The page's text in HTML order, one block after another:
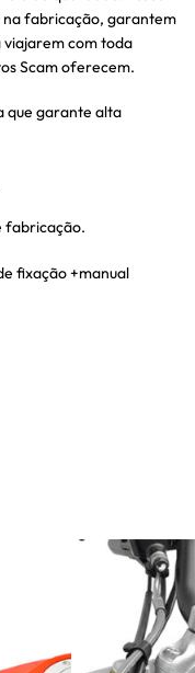
fabricação, garantem
viajarem com toda
Scam oferecem.
que garante alta
fabricação.
fixação +manual